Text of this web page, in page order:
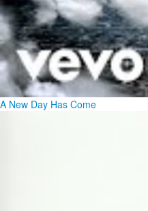
A New Day Has Come